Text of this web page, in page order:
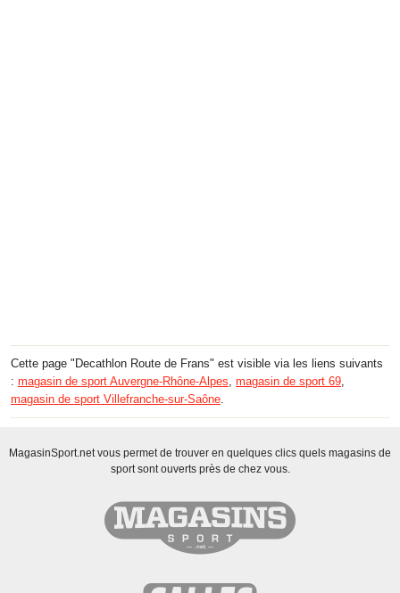
Cette page "Decathlon Route de Frans" est visible via les liens suivants
: magasin de sport Auvergne-Rhône-Alpes magasin de sport 69
magasin de sport Villefranche-sur-Saône
MagasinSport.net vous permet de trouver en quelques clics quels magasins de
sport sont ouverts près de chez vous.